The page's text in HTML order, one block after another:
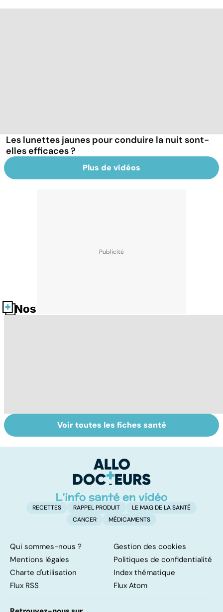
Les lunettes jaunes pour conduire la nuit sont-
elles efficaces ?
Plus de vidéos
Nos fiches santé
Conjonctivite,
kératite, uvéite :
Presbytie :
pourquoi choisir
opérer ?
Voir toutes les fiches santé
RECETTES RAPPEL PRODUIT
LE MAG DE LA SANTÉ
CANCER
MÉDICAMENTS
Qui sommes-nous ?
Gestion des cookies
Mentions légales
Politiques de confidentialité
Charte d'utilisation
Index thématique
Flux RSS
Flux Atom